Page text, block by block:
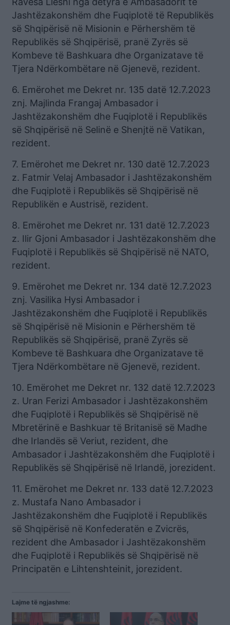
Jashtëzakonshëm dhe Fuqiplotë të Republikës
së Shqipërisë në Misionin e Përhershëm të
Republikës së Shqipërisë, pranë Zyrës së
Kombeve të Bashkuara dhe Organizatave të
Tjera Ndërkombëtare në Gjenevë, rezident.
6. Emërohet me Dekret nr. 135 datë 12.7.2023
znj. Majlinda Frangaj Ambasador i
Jashtëzakonshëm dhe Fuqiplotë i Republikës
së Shqipërisë në Selinë e Shenjtë në Vatikan,
rezident.
7. Emërohet me Dekret nr. 130 datë 12.7.2023
z. Fatmir Velaj Ambasador i Jashtëzakonshëm
dhe Fuqiplotë i Republikës së Shqipërisë në
Republikën e Austrisë, rezident.
8. Emërohet me Dekret nr. 131 datë 12.7.2023
z. Ilir Gjoni Ambasador i Jashtëzakonshëm dhe
Fuqiplotë i Republikës së Shqipërisë në NATO,
rezident.
9. Emërohet me Dekret nr. 134 datë 12.7.2023
znj. Vasilika Hysi Ambasador i
Jashtëzakonshëm dhe Fuqiplotë i Republikës
së Shqipërisë në Misionin e Përhershëm të
Republikës së Shqipërisë, pranë Zyrës së
Kombeve të Bashkuara dhe Organizatave të
Tjera Ndërkombëtare në Gjenevë, rezident.
10. Emërohet me Dekret nr. 132 datë 12.7.2023
z. Uran Ferizi Ambasador i Jashtëzakonshëm
dhe Fuqiplotë i Republikës së Shqipërisë në
Mbretërinë e Bashkuar të Britanisë së Madhe
dhe Irlandës së Veriut, rezident, dhe
Ambasador i Jashtëzakonshëm dhe Fuqiplotë i
Republikës së Shqipërisë në Irlandë, jorezident.
11. Emërohet me Dekret nr. 133 datë 12.7.2023
z. Mustafa Nano Ambasador i
Jashtëzakonshëm dhe Fuqiplotë i Republikës
së Shqipërisë në Konfederatën e Zvicrës,
rezident dhe Ambasador i Jashtëzakonshëm
dhe Fuqiplotë i Republikës së Shqipërisë në
Principatën e Lihtenshteinit, jorezident.
Lajme të ngjashme: